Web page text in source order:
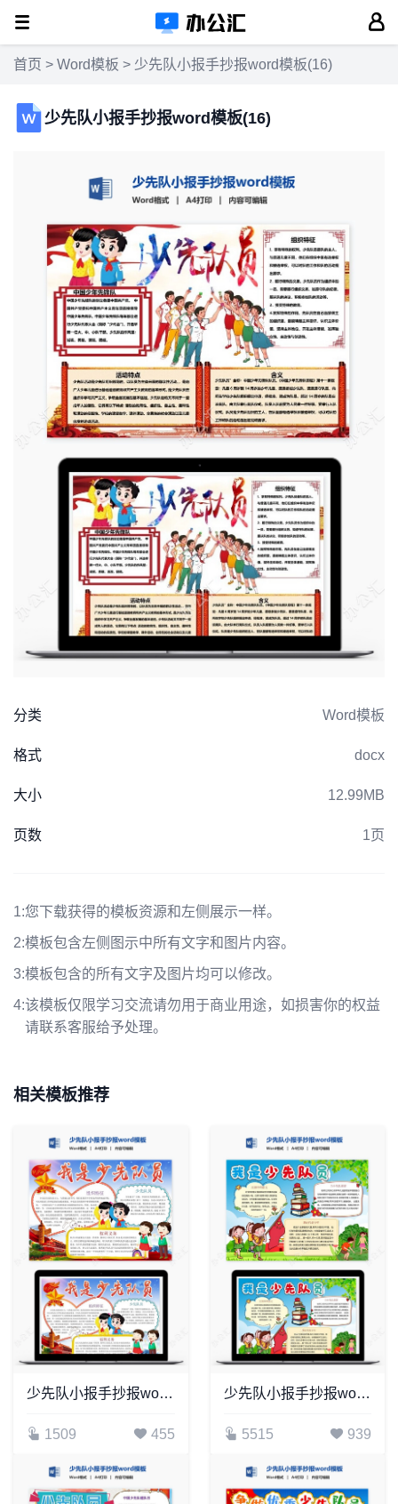
首页 > Word模板 > 少先队小报手抄报word模板(16)
少先队小报手抄报word模板(16)
分类 Word模板
格式 docx
大小 12.99MB
页数 1页
1:您下载获得的模板资源和左侧展示一样。
2:模板包含左侧图示中所有文字和图片内容。
3:模板包含的所有文字及图片均可以修改。
4:该模板仅限学习交流请勿用于商业用途，如损害你的权益
请联系客服给予处理。
相关模板推荐
少先队小报手抄报word模板(17)
1509 455
少先队小报手抄报word模板(7)
5515 939